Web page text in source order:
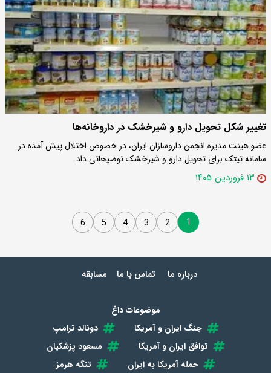
تغییر شکل تحویل دارو و شیرخشک در داروخانه‌ها
عضو هیئت مدیره انجمن داروسازان ایران، در خصوص اختلال پیش آمده در
سامانه تیتک برای تحویل دارو و شیرخشک توضیحاتی داد.
۱۳ فروردین ۱۴۰۵
1
2
3
4
5
6
درباره ما تماس با ما مسابقه
موضوعات داغ
جنگ ایران و آمریکا
دونالد ترامپ
توافق ایران و آمریکا
مسعود پزشکیان
حمله آمریکا به ایران
تنگه هرمز